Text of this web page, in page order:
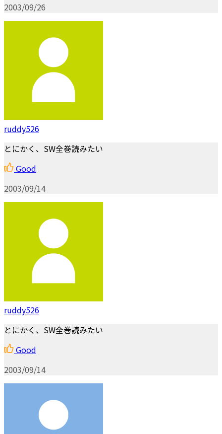
2003/09/26
ruddy526
とにかく、SW全巻読みたい
Good
2003/09/14
ruddy526
とにかく、SW全巻読みたい
Good
2003/09/14